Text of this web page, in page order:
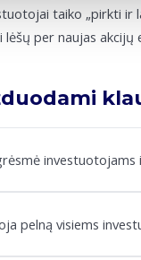
taiko „pirkti
per naujas akcijų
pelną visiems